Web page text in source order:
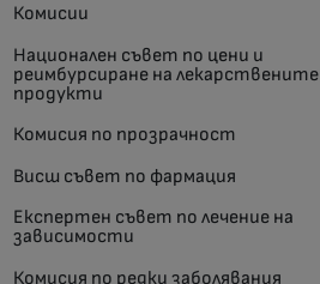
Комисии
Национален съвет по цени и
реимбурсиране на лекарствените
продукти
Комисия по прозрачност
Висш съвет по фармация
Експертен съвет по лечение на
зависимости
Комисия по редки заболявания